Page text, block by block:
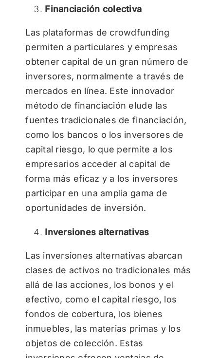
Financiación colectiva
Las plataformas de crowdfunding
permiten a particulares y empresas
obtener capital de un gran número de
inversores, normalmente a través de
mercados en línea. Este innovador
método de financiación elude las
fuentes tradicionales de financiación,
como los bancos o los inversores de
capital riesgo, lo que permite a los
empresarios acceder al capital de
forma más eficaz y a los inversores
participar en una amplia gama de
oportunidades de inversión.
Inversiones alternativas
Las inversiones alternativas abarcan
clases de activos no tradicionales más
allá de las acciones, los bonos y el
efectivo, como el capital riesgo, los
fondos de cobertura, los bienes
inmuebles, las materias primas y los
objetos de colección. Estas